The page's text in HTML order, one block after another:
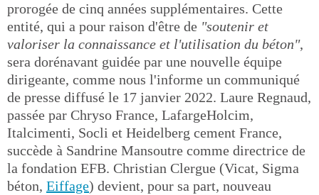
prorogée de cinq années supplémentaires. Cette
entité, qui a pour raison d'être de "soutenir et
valoriser la connaissance et l'utilisation du béton",
sera dorénavant guidée par une nouvelle équipe
dirigeante, comme nous l'informe un communiqué
de presse diffusé le 17 janvier 2022. Laure Regnaud,
passée par Chryso France, LafargeHolcim,
Italcimenti, Socli et Heidelberg cement France,
succède à Sandrine Mansoutre comme directrice de
la fondation EFB. Christian Clergue (Vicat, Sigma
béton, Eiffage) devient, pour sa part, nouveau